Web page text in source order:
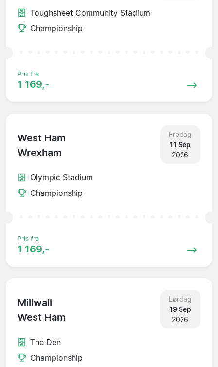
Toughsheet Community Stadium
Championship
Pris fra
1 169,-
West Ham
Wrexham
Fredag
11 Sep
2026
Olympic Stadium
Championship
Pris fra
1 169,-
Millwall
West Ham
Lørdag
19 Sep
2026
The Den
Championship